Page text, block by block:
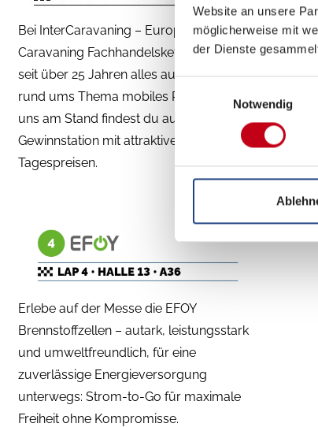
Website an unsere
möglicherweise mit
der Dienste
Notwendig
Bei InterCaravaning – Europas größter
Caravaning Fachhandelskette – gibt es
seit über 25 Jahren alles aus einer Hand
rund ums Thema mobiles Reisen! Bei
uns am Stand findest du auch unsere
Gewinnstation mit attraktiven
Tagespreisen.
Erlebe auf der Messe die EFOY
Brennstoffzellen – autark, leistungsstark
und umweltfreundlich, für eine
zuverlässige Energieversorgung
unterwegs: Strom-to-Go für maximale
Freiheit ohne Kompromisse.